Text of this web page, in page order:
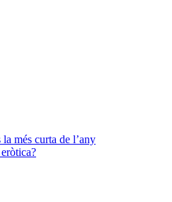
més curta de l’any